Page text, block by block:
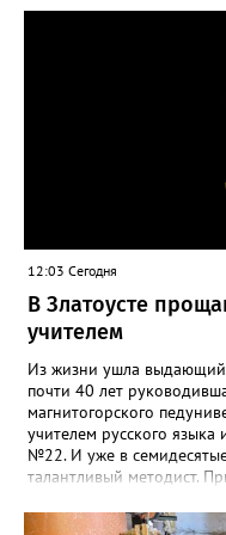
12:03 Сегодня
В Златоусте
учителем
Из жизни ушла
почти 40 лет
магнитогорского
учителем русского языка
№22. И уже в
талантливый методист.
«Благодаря её мудрому